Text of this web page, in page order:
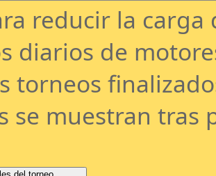
reducir la
diarios de
torneos
se muestran tras